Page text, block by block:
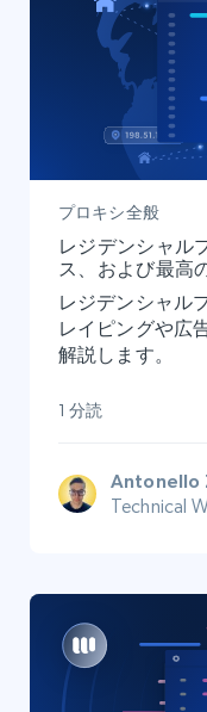
プロキシ全般
レジデンシャル
ス、および最高
レジデンシャル
レイピングや広
解説します。
1 分読
Antonello
Technical